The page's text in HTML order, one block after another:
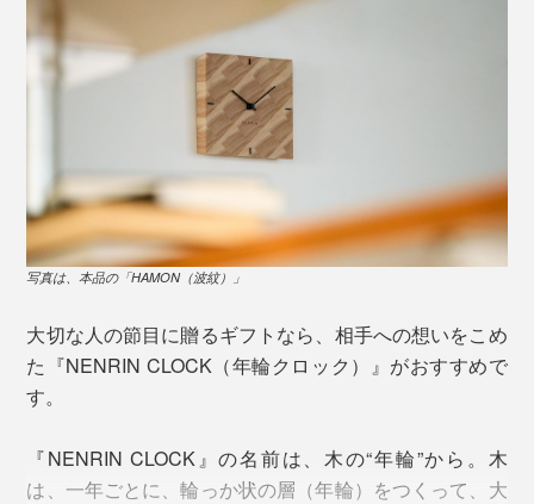
写真は、本品の「HAMON（波紋）」
大切な人の節目に贈るギフトなら、相手への想いをこめ
た『NENRIN CLOCK（年輪クロック）』がおすすめで
す。
『NENRIN CLOCK』の名前は、木の“年輪”から。木
は、一年ごとに、輪っか状の層（年輪）をつくって、大